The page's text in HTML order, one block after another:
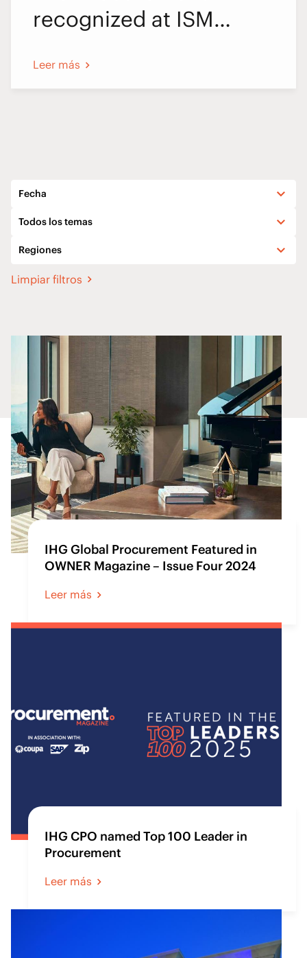
recognized at ISM
Leer más
Fecha
Todos los temas
Regiones
Limpiar filtros
IHG Global Procurement Featured in
OWNER Magazine – Issue Four 2024
Leer más
IHG CPO named Top 100 Leader in
Procurement
Leer más